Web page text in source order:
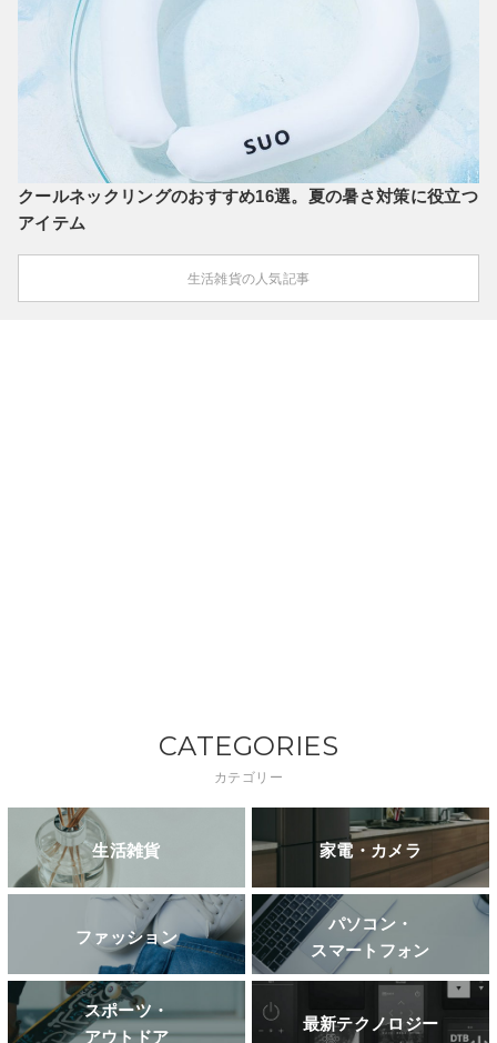
クールネックリングのおすすめ16選。夏の暑さ対策に役立つ
アイテム
生活雑貨の人気記事
CATEGORIES
カテゴリー
生活雑貨 家電・カメラ
ファッション
パソコン・
スマートフォン
スポーツ・
アウトドア
最新テクノロジー